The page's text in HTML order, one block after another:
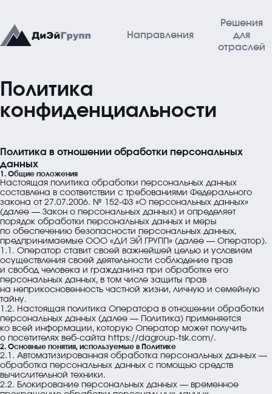
Направления
Решения
для
отраслей
Направления
Автоматизированные Системы Управления
МФСБ
Многофункциональные Системы Безопасности
Диспетчеризация
Системы Диспетчеризации: АСДУ, ЕСДУ, ДАС
Решения для отраслей
Нефть и газ
Гражданские объекты
Аграрный комплекс
Политика
конфиденциальности
Политика в отношении обработки персональных
данных
1. Общие положения
Настоящая политика обработки персональных данных
составлена в соответствии с требованиями Федерального
закона от 27.07.2006. № 152-ФЗ «О персональных данных»
(далее — Закон о персональных данных) и определяет
порядок обработки персональных данных и меры
по обеспечению безопасности персональных данных,
предпринимаемые ООО «ДИ ЭЙ ГРУПП» (далее — Оператор).
1.1. Оператор ставит своей важнейшей целью и условием
осуществления своей деятельности соблюдение прав
и свобод человека и гражданина при обработке его
персональных данных, в том числе защиты прав
на неприкосновенность частной жизни, личную и семейную
тайну.
1.2. Настоящая политика Оператора в отношении обработки
персональных данных (далее — Политика) применяется
ко всей информации, которую Оператор может получить
о посетителях веб-сайта https://dagroup-tsk.com/.
2. Основные понятия, используемые в Политике
2.1. Автоматизированная обработка персональных данных —
обработка персональных данных с помощью средств
вычислительной техники.
2.2. Блокирование персональных данных — временное